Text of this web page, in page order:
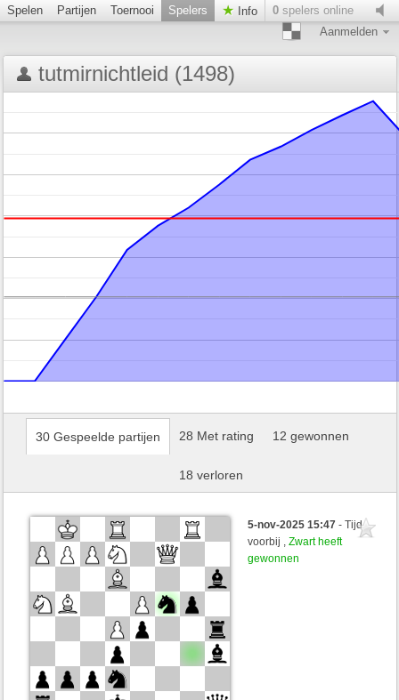
Spelen Partijen Toernooi Spelers Info 0 spelers online
Aanmelden
tutmirnichtleid (1498)
30 Gespeelde partijen 28 Met rating 12 gewonnen
18 verloren
5-nov-2025 15:47- Tijd
voorbij ,Zwart heeft
gewonnen